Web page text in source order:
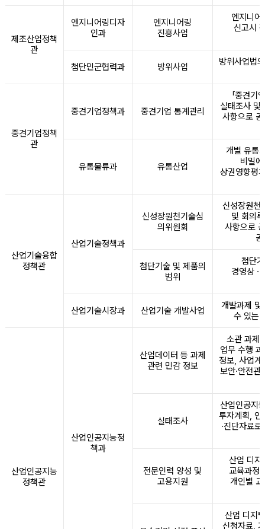
제조산업정책
관
엔지니어링디자
인과
엔지니어링
진흥사업
엔지니
신고시
첨단민군협력과 방위사업 방위사업법
중견기업정책
관
중견기업정책과 중견기업 통계관리
「중견기
실태조사 및
사항으로
유통물류과 유통산업
개별 유통
비밀
상권영향평
산업기술융합
정책관
산업기술정책과
신성장원천기술심
의위원회
신성장원천
및 회의
사항으로
첨단기술 및 제품의
범위
첨단
경영상
산업기술시장과 산업기술 개발사업
개발과제 및
수 있는
산업인공지능
정책관
산업인공지능정
책과
산업데이터 등 과제
관련 민감 정보
소관 과제
업무 수행 과
정보, 사업계
보안·안전
실태조사
산업인공지
투자계획, 인
·진단자료
전문인력 양성 및
고용지원
산업 디지
교육과정
개인별
산업 디지
신청자료,